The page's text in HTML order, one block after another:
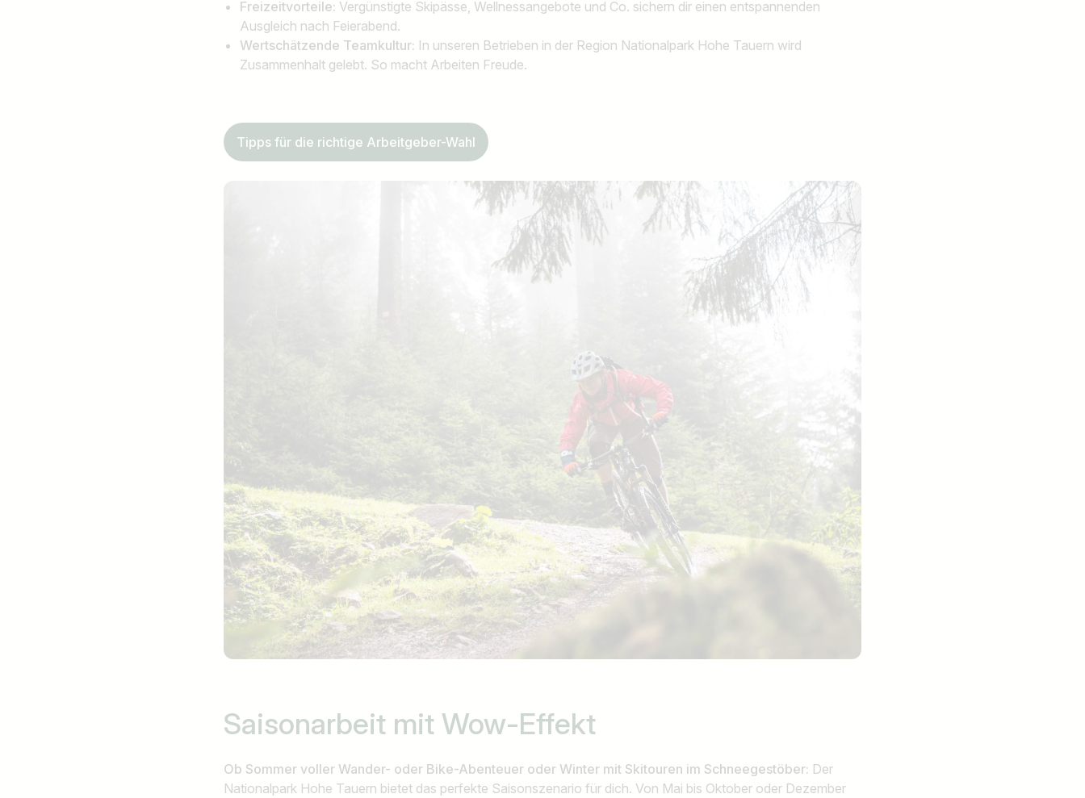
Freizeitvorteile: Vergünstigte Skipässe, Wellnessangebote und Co. sichern dir einen entspannenden
Ausgleich nach Feierabend.
Wertschätzende Teamkultur: In unseren Betrieben in der Region Nationalpark Hohe Tauern wird
Zusammenhalt gelebt. So macht Arbeiten Freude.
Tipps für die richtige Arbeitgeber-Wahl
Saisonarbeit mit Wow-Effekt
Ob Sommer voller Wander- oder Bike-Abenteuer oder Winter mit Skitouren im Schneegestöber: Der
Nationalpark Hohe Tauern bietet das perfekte Saisonszenario für dich. Von Mai bis Oktober oder Dezember
Ich suche nach …
Jobtitel
z.B. Österreich
Land / Bundesland
Jobs finden